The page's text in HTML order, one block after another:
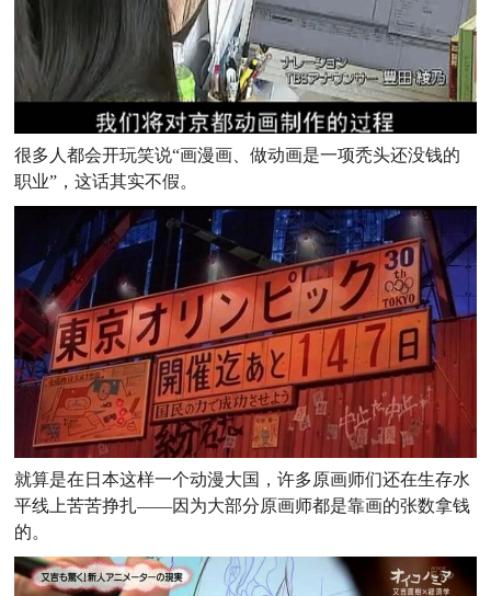
很多人都会开玩笑说“画漫画、做动画是一项秃头还没钱的
职业”，这话其实不假。
就算是在日本这样一个动漫大国，许多原画师们还在生存水
平线上苦苦挣扎——因为大部分原画师都是靠画的张数拿钱
的。